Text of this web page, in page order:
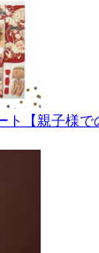
ト【親子様で